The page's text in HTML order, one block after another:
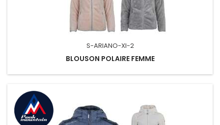
S-ARIANO-XI-2
BLOUSON POLAIRE FEMME